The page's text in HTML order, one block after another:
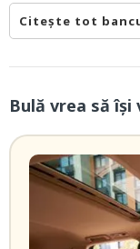
Citește tot
Bulă vrea să își